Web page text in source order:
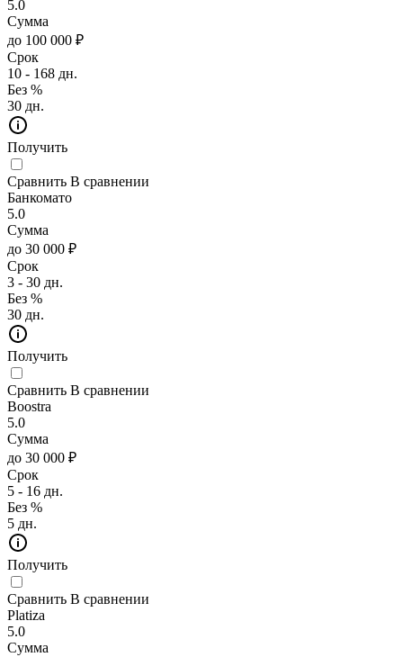
5.0
Сумма
до 100 000 ₽
Срок
10 - 168 дн.
Без %
30 дн.
Получить
Сравнить В сравнении
Банкомато
5.0
Сумма
до 30 000 ₽
Срок
3 - 30 дн.
Без %
30 дн.
Получить
Сравнить В сравнении
Boostra
5.0
Сумма
до 30 000 ₽
Срок
5 - 16 дн.
Без %
5 дн.
Получить
Сравнить В сравнении
Platiza
5.0
Сумма